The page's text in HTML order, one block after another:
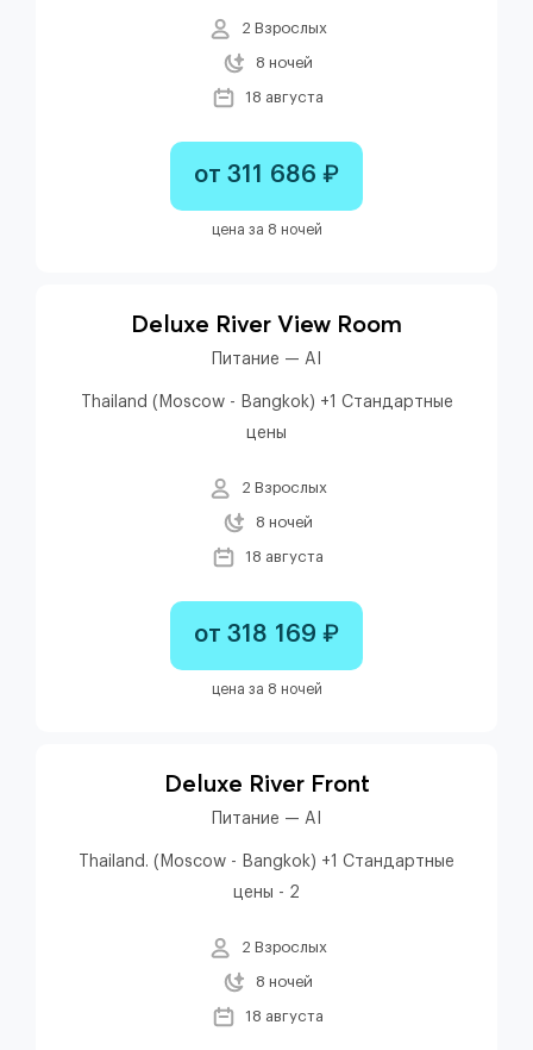
2 Взрослых
8 ночей
18 августа
от 311 686 ₽
цена за 8 ночей
Deluxe River View Room
Питание — AI
Thailand (Moscow - Bangkok) +1 Стандартные
цены
2 Взрослых
8 ночей
18 августа
от 318 169 ₽
цена за 8 ночей
Deluxe River Front
Питание — AI
Thailand. (Moscow - Bangkok) +1 Стандартные
цены - 2
2 Взрослых
8 ночей
18 августа